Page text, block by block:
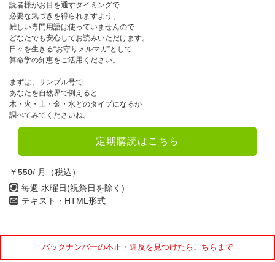
読者様がお目を通すタイミングで
必要な気づきを得られますよう、
難しい専門用語は使っていませんので
どなたでも安心してお読みいただけます。
日々を生きる“お守りメルマガ”として
算命学の知恵をご活用ください。
まずは、サンプル号で
あなたを自然界で例えると
木・火・土・金・水どのタイプになるか
調べてみてくださいね。
定期購読はこちら
￥550/ 月（税込）
毎週 水曜日(祝祭日を除く)
テキスト・HTML形式
バックナンバーの不正・違反を見つけたらこちらまで